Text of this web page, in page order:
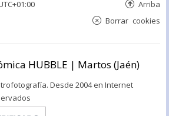
Arriba
Borrar cookies
HUBBLE | Martos (Jaén)
Desde 2004 en Internet